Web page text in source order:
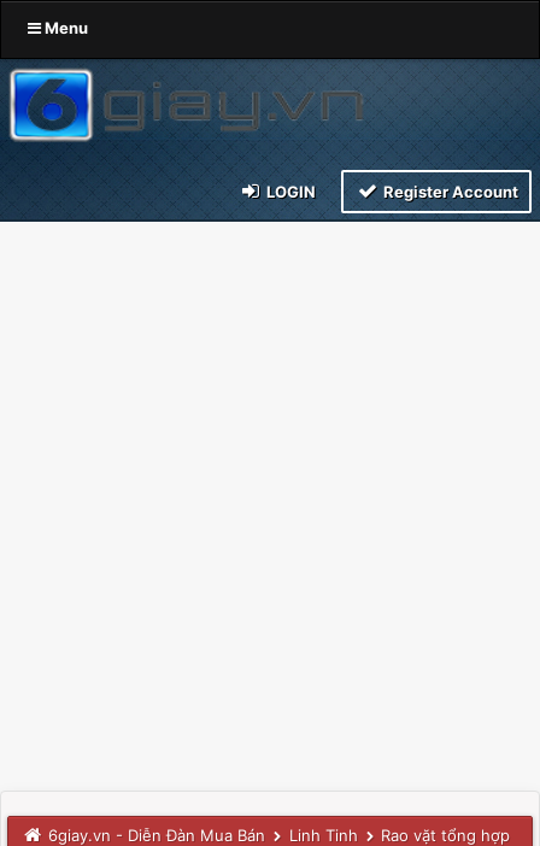
Menu
LOGIN Register Account
6giay.vn - Diễn Đàn Mua Bán Linh Tinh Rao vặt tổng hợp